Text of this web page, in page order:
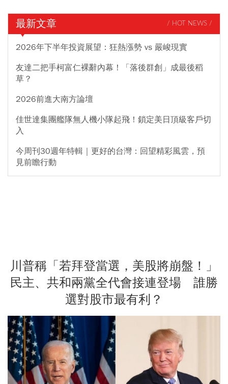
最新文章 / HOT NEWS /
2026年下半年投資展望：狂熱漲勢 vs 嚴峻現實
友達二把手柯富仁裸辭內幕！「落後群創」成最後稻
草？
2026前進大南方論壇
佳世達集團艦隊無人機小隊起飛！鎖定美日頂級客戶切
入
今周刊30週年特輯｜更好的台灣：回望精彩風雲，預
見前瞻行動
川普稱「若拜登當選，美股將崩盤！」
民主、共和兩黨全代會接連登場 誰勝
選對股市最有利？